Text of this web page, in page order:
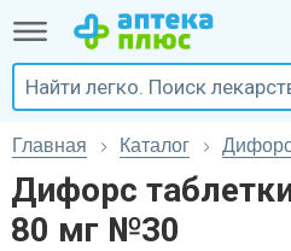
Главная Каталог
Дифорс
80 мг №30